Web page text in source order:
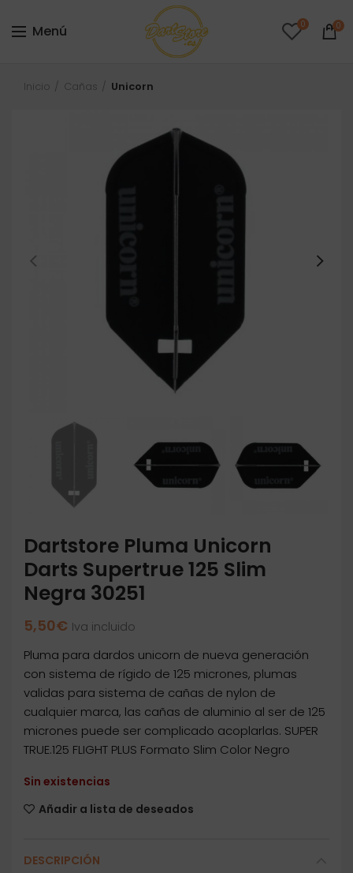
Menú 0 0
Inicio Cañas Unicorn
Dartstore Pluma Unicorn
Darts Supertrue 125 Slim
Negra 30251
5,50€ Iva incluido
Pluma para dardos unicorn de nueva generación
con sistema de rígido de 125 micrones, plumas
validas para sistema de cañas de nylon de
cualquier marca, las cañas de aluminio al ser de 125
micrones puede ser complicado acoplarlas. SUPER
TRUE.125 FLIGHT PLUS Formato Slim Color Negro
Sin existencias
Añadir a lista de deseados
DESCRIPCIÓN